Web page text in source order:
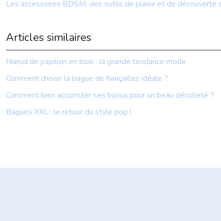
Les accessoires BDSM, des outils de plaisir et de découverte
Articles similaires
Nœud de papillon en bois : la grande tendance mode
Comment choisir la bague de fiançailles idéale ?
Comment bien accumuler ses bijoux pour un beau décolleté ?
Bagues XXL : le retour du style pop !